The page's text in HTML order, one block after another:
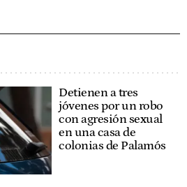
Detienen a tres
jóvenes por un robo
con agresión sexual
en una casa de
colonias de Palamós